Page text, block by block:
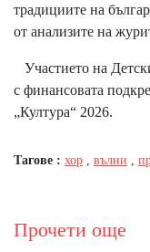
традициите на
от анализите на
Участието на
с финансовата
„Култура“ 2026.
Тагове : хор вълни
Прочети още